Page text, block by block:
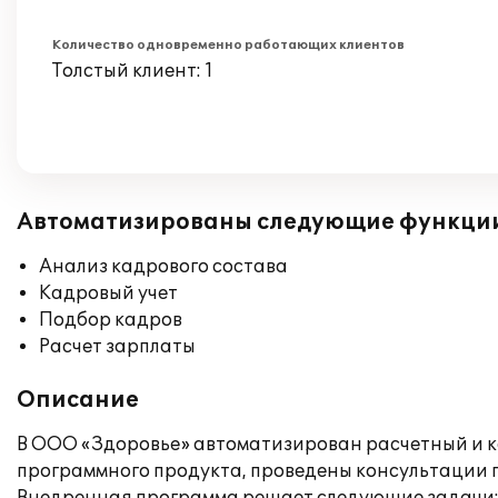
Количество одновременно работающих клиентов
Толстый клиент: 1
Автоматизированы следующие
Анализ кадрового состава
Кадровый учет
Подбор кадров
Расчет зарплаты
Описание
В ООО «Здоровье» автоматизирован расчетный и
программного продукта, проведены